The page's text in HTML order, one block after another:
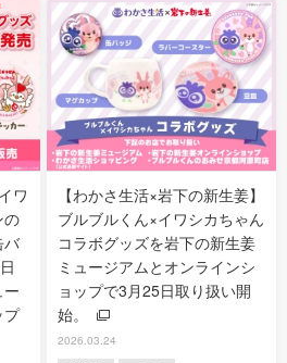
ワ
の
バ
プ
【わかさ生活×岩下の新生姜】
ブルブルくん×イワシカちゃん
コラボグッズを岩下の新生姜
ミュージアムとオンラインシ
ョップで3月25日取り扱い開
始。
2026.03.24